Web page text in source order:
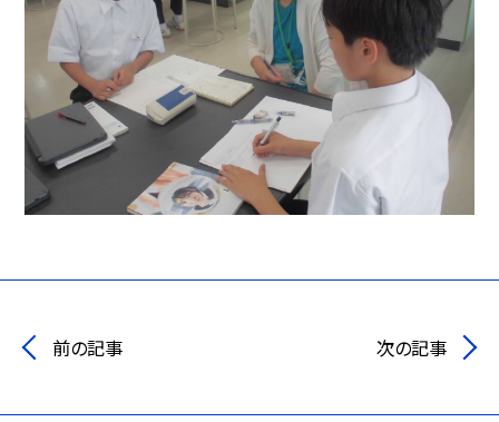
前の記事 次の記事